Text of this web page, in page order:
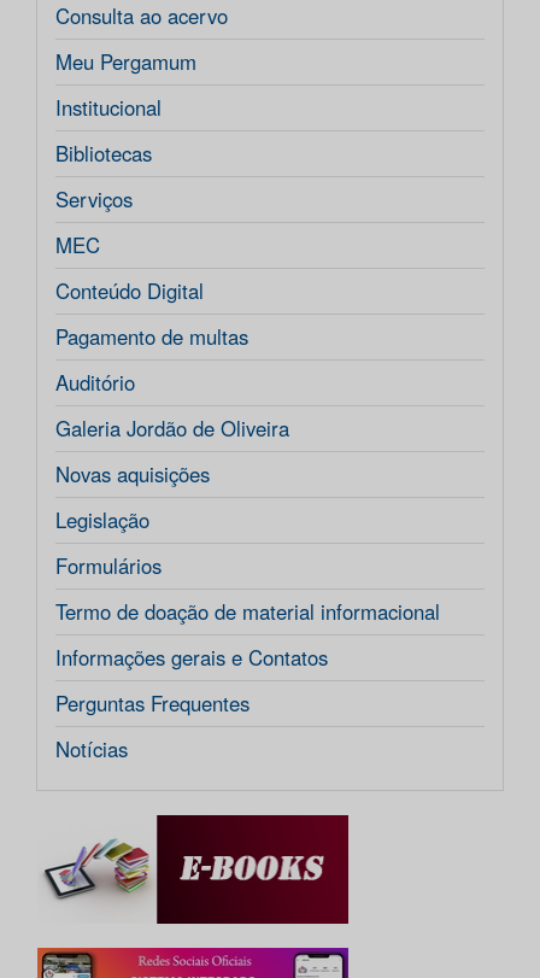
Consulta ao acervo
Meu Pergamum
Institucional
Bibliotecas
Serviços
MEC
Conteúdo Digital
Pagamento de multas
Auditório
Galeria Jordão de Oliveira
Novas aquisições
Legislação
Formulários
Termo de doação de material informacional
Informações gerais e Contatos
Perguntas Frequentes
Notícias